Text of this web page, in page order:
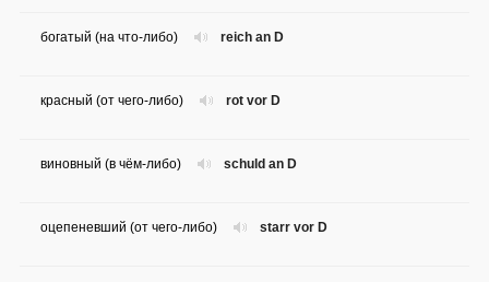
reich an D
богатый (на что-либо)
rot vor D
красный (от чего-либо)
schuld an D
виновный (в чём-либо)
starr vor D
оцепеневший (от чего-либо)